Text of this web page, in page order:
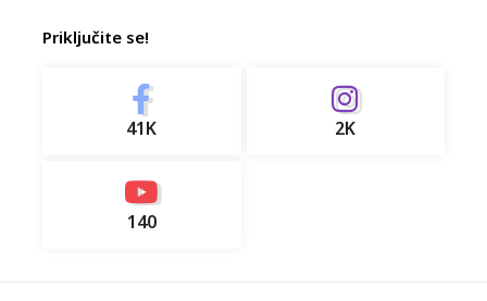
Priključite se!
41K 2K
140